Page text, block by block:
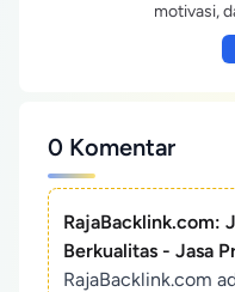
motivasi,
0 Komentar
RajaBacklink.com:
Berkualitas - Jasa
RajaBacklink.com